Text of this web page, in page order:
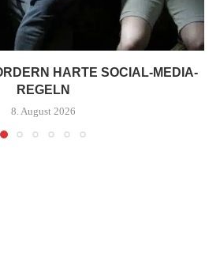
HARTE SOCIAL-MEDIA-
REGELN
8. August 2026